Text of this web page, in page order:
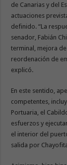
de Canarias y del
actuaciones
definido. “La
senador, Fabián
terminal, mejora
reordenación de
explicó.
En este sentido,
competentes,
Portuaria, el
esfuerzos y
el interior del
salida por